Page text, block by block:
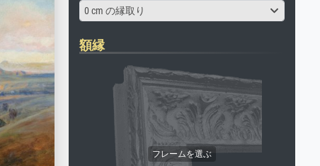
0 cm の縁取り
額縁